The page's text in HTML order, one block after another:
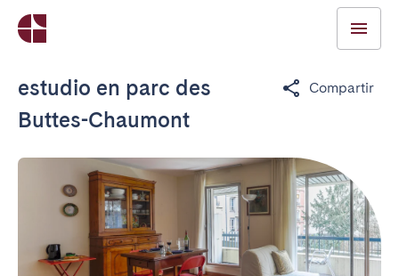
estudio en parc des
Buttes-Chaumont
Compartir